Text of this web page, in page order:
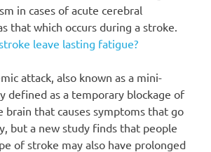
in cases of acute cerebral
that which occurs during a stroke.
leave lasting fatigue?
attack, also known as a mini-
defined as a temporary blockage of
that causes symptoms that go
but a new study finds that people
of stroke may also have prolonged